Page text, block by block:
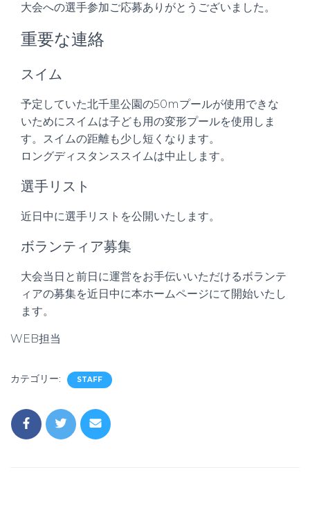
大会への選手参加ご応募ありがとうございました。
重要な連絡
スイム
予定していた北千里公園の50mプールが使用できな
いためにスイムは子ども用の変形プールを使用しま
す。スイムの距離も少し短くなります。
ロングディスタンススイムは中止します。
選手リスト
近日中に選手リストを公開いたします。
ボランティア募集
大会当日と前日に運営をお手伝いいただけるボランテ
ィアの募集を近日中に本ホームページにて開始いたし
ます。
WEB担当
カテゴリー: STAFF